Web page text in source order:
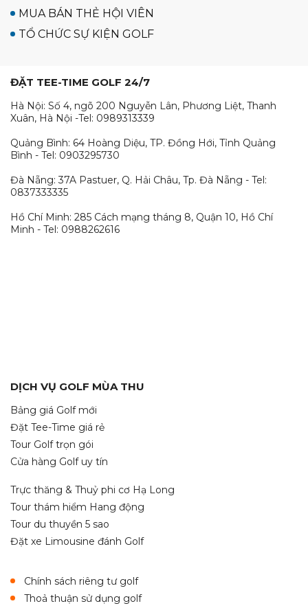
MUA BÁN THẺ HỘI VIÊN
TỔ CHỨC SỰ KIỆN GOLF
ĐẶT TEE-TIME GOLF 24/7
Hà Nội: Số 4, ngõ 200 Nguyễn Lân, Phương Liệt, Thanh
Xuân, Hà Nội -Tel: 0989313339
Quảng Bình: 64 Hoàng Diệu, TP. Đồng Hới, Tỉnh Quảng
Bình - Tel: 0903295730
Đà Nẵng: 37A Pastuer, Q. Hải Châu, Tp. Đà Nẵng - Tel:
0837333335
Hồ Chí Minh: 285 Cách mạng tháng 8, Quận 10, Hồ Chí
Minh - Tel: 0988262616
DỊCH VỤ GOLF MÙA THU
Bảng giá Golf mới
Đặt Tee-Time giá rẻ
Tour Golf trọn gói
Cửa hàng Golf uy tín
Trực thăng & Thuỷ phi cơ Hạ Long
Tour thám hiểm Hang động
Tour du thuyền 5 sao
Đặt xe Limousine đánh Golf
Chính sách riêng tư golf
Thoả thuận sử dụng golf